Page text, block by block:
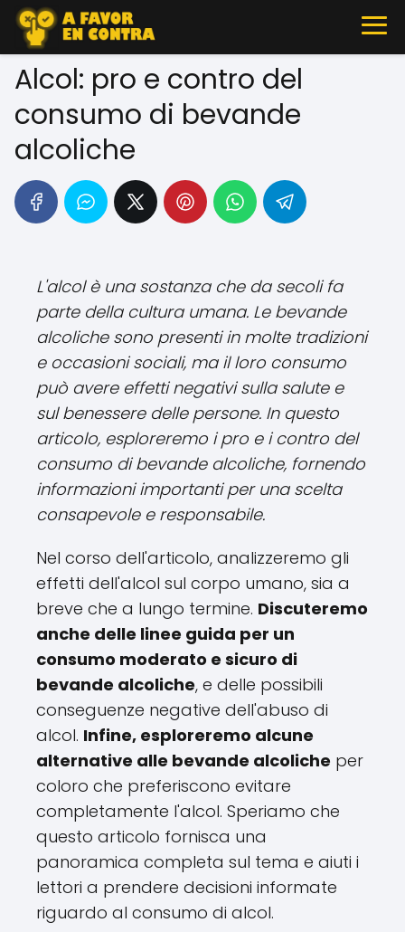
Alcol: pro e contro del
consumo di bevande
alcoliche
L'alcol è una sostanza che da secoli fa
parte della cultura umana. Le bevande
alcoliche sono presenti in molte tradizioni
e occasioni sociali, ma il loro consumo
può avere effetti negativi sulla salute e
sul benessere delle persone. In questo
articolo, esploreremo i pro e i contro del
consumo di bevande alcoliche, fornendo
informazioni importanti per una scelta
consapevole e responsabile.
Nel corso dell'articolo, analizzeremo gli
effetti dell'alcol sul corpo umano, sia a
breve che a lungo termine. Discuteremo
anche delle linee guida per un
consumo moderato e sicuro di
bevande alcoliche, e delle possibili
conseguenze negative dell'abuso di
alcol. Infine, esploreremo alcune
alternative alle bevande alcoliche per
coloro che preferiscono evitare
completamente l'alcol. Speriamo che
questo articolo fornisca una
panoramica completa sul tema e aiuti i
lettori a prendere decisioni informate
riguardo al consumo di alcol.